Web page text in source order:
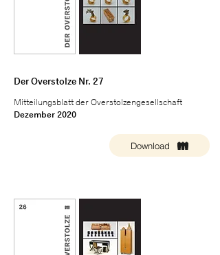
Der Overstolze Nr. 27
Mitteilungsblatt der Overstolzengesellschaft
Dezember 2020
Download